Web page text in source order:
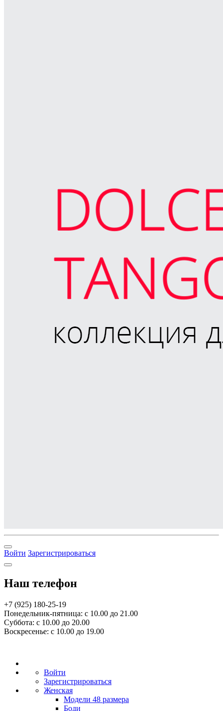
Войти Зарегистрироваться
Наш телефон
+7 (925) 180-25-19
Понедельник-пятница: с 10.00 до 21.00
Суббота: с 10.00 до 20.00
Воскресенье: с 10.00 до 19.00
Войти
Зарегистрироваться
Женская
Модели 48 размера
Боди